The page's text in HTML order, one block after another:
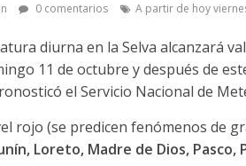
0 comentarios A partir de hoy
diurna en la Selva alcanzará
11 de octubre y después de
el Servicio Nacional de
rojo (se predicen fenómenos de
Loreto, Madre de Dios, Pasco,